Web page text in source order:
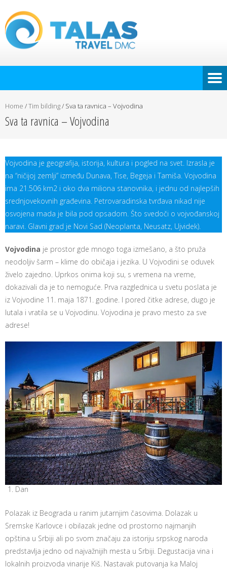
Home /Tim bilding/ Sva ta ravnica – Vojvodina
Sva ta ravnica – Vojvodina
Vojvodina je geografija, istorija, kultura i pogled na svet. Izrasla je
na “ničijoj zemlji” između Dunava, Tise, Begeja i Tamiša. Vojvodina
ima 21.506 km2 i oko dva miliona stanovnika, i jednu od najlepših
srednjovekovnih građevina. Petrovaradinska tvrđava nikad nije
osvojena mada je bila pod opsadom. Što svedoči o vojvođanskoj
naravi. Glavni grad je Novi Sad (Neoplanta, Neusatz, Ujvidek).
Vojvodina je prostor gde mnogo toga izmešano, a što pruža
neodoljiv šarm – klime do običaja i jezika. U Vojvodini se oduvek
živelo zajedno. Uprkos onima koji su, s vremena na vreme,
dokazivali da je to nemoguće. Prva razglednica u svetu poslata je
iz Vojvodine 11. maja 1871. godine. I pored čitke adrese, dugo je
lutala i vratila se u Vojvodinu. Vojvodina je pravo mesto za sve
adrese!
Dan
Polazak iz Beograda u ranim jutarnjim časovima. Dolazak u
Sremske Karlovce i obilazak jedne od prostorno najmanjih
opština u Srbiji ali po svom značaju za istoriju srpskog naroda
predstavlja jedno od najvažnijih mesta u Srbiji. Degustacija vina i
lokalnih proizvoda vinarije Kiš. Nastavak putovanja ka Maloj